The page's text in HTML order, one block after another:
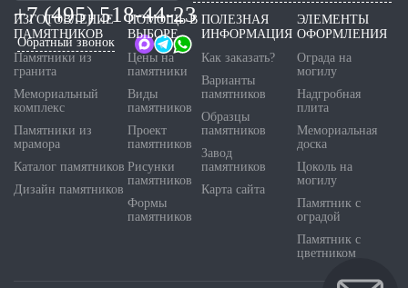
+7 (495) 518-44-23
Обратный звонок
ИЗГОТОВЛЕНИЕ
ПАМЯТНИКОВ
Памятники из
гранита
Мемориальный
комплекс
Памятники из
мрамора
Каталог памятников
Дизайн памятников
ПОМОЩЬ В
ВЫБОРЕ
Цены на
памятники
Виды
памятников
Проект
памятников
Рисунки
памятников
Формы
памятников
ПОЛЕЗНАЯ
ИНФОРМАЦИЯ
Как заказать?
Варианты
памятников
Образцы
памятников
Завод
памятников
Карта сайта
ЭЛЕМЕНТЫ
ОФОРМЛЕНИЯ
Ограда на
могилу
Надгробная
плита
Мемориальная
доска
Цоколь на
могилу
Памятник с
оградой
Памятник с
цветником